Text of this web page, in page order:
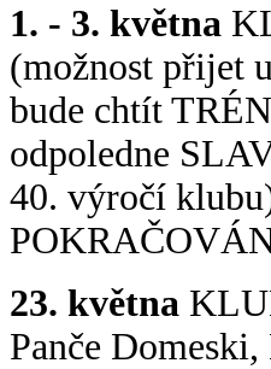
1. - 3. května
(možnost přijet
bude chtít
odpoledne
40. výročí
23. května
Panče